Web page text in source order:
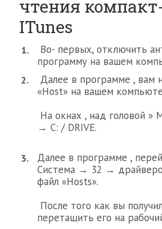
чтения
ITunes
Во- первых, отключить
программу на вашем
Далее в программе , вам
«Host» на вашем
На окнах , над головой »
→ C: / DRIVE.
Далее в программе ,
Система → 32 →
файл «Hosts».
После того как вы
перетащить его на